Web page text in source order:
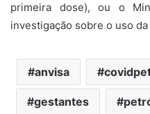
primeira dose), ou o
investigação sobre o uso
anvisa
gestantes